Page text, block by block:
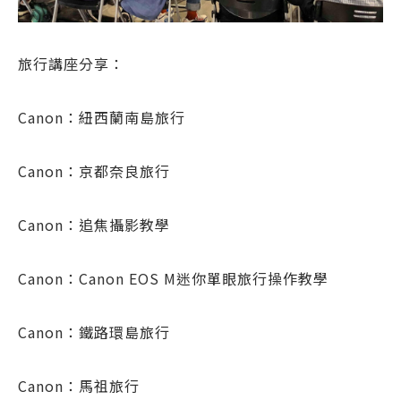
旅行講座分享：
Canon：紐西蘭南島旅行
Canon：京都奈良旅行
Canon：追焦攝影教學
Canon：Canon EOS M迷你單眼旅行操作教學
Canon：鐵路環島旅行
Canon：馬祖旅行